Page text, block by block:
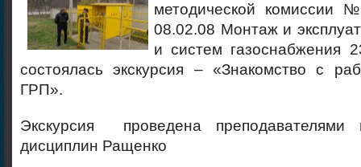
методической комиссии
08.02.08 Монтаж и
и систем газоснабжения
состоялась экскурсия – «Знакомство с
ГРП».
Экскурсия проведена преподавателями
дисциплин Ращенко